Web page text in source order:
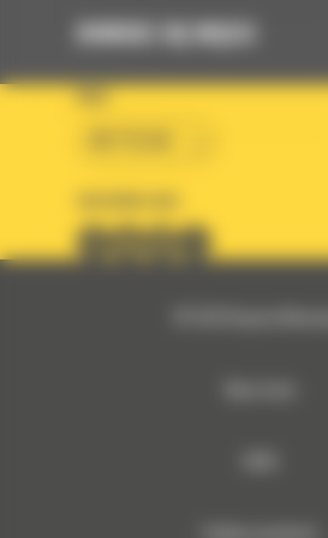
DOWIEDZ SIĘ WIĘCEJ
KRAJ